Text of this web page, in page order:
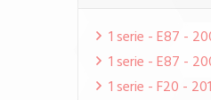
1 serie - E87 -
1 serie - E87 -
1 serie - F20 -